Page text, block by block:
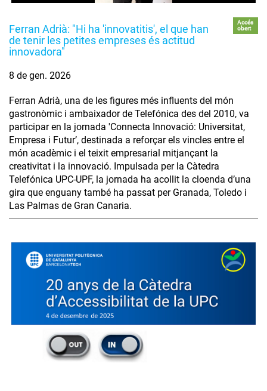
Ferran Adrià: "Hi ha 'innovatitis', el que han
de tenir les petites empreses és actitud
innovadora"
Accés
obert
8 de gen. 2026
Ferran Adrià, una de les figures més influents del món
gastronòmic i ambaixador de Telefónica des del 2010, va
participar en la jornada 'Connecta Innovació: Universitat,
Empresa i Futur’, destinada a reforçar els vincles entre el
món acadèmic i el teixit empresarial mitjançant la
creativitat i la innovació. Impulsada per la Càtedra
Telefónica UPC-UPF, la jornada ha acollit la cloenda d’una
gira que enguany també ha passat per Granada, Toledo i
Las Palmas de Gran Canaria.